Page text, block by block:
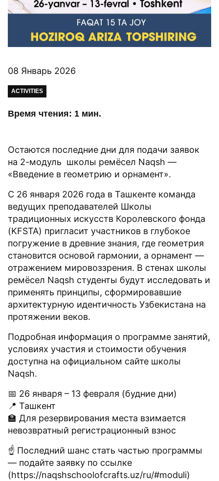
08 Январь 2026
ACTIVITIES
Время чтения: 1 мин.
Остаются последние дни для подачи заявок
на 2-модуль школы ремёсел Naqsh —
«Введение в геометрию и орнамент».
С 26 января 2026 года в Ташкенте команда
ведущих преподавателей Школы
традиционных искусств Королевского фонда
(KFSTA) пригласит участников в глубокое
погружение в древние знания, где геометрия
становится основой гармонии, а орнамент —
отражением мировоззрения. В стенах школы
ремёсел Naqsh студенты будут исследовать и
применять принципы, сформировавшие
архитектурную идентичность Узбекистана на
протяжении веков.
Подробная информация о программе занятий,
условиях участия и стоимости обучения
доступна на официальном сайте школы
Naqsh.
📅 26 января – 13 февраля (будние дни)
📍 Ташкент
🏫 Для резервирования места взимается
невозвратный регистрационный взнос
☝️ Последний шанс стать частью программы
— подайте заявку по ссылке
(https://naqshschoolofcrafts.uz/ru/#moduli)